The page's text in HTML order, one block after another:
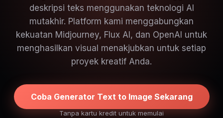
deskripsi teks menggunakan teknologi AI
mutakhir. Platform kami menggabungkan
kekuatan Midjourney, Flux AI, dan OpenAI untuk
menghasilkan visual menakjubkan untuk setiap
proyek kreatif Anda.
Coba Generator Text to Image Sekarang
Tanpa kartu kredit untuk memulai